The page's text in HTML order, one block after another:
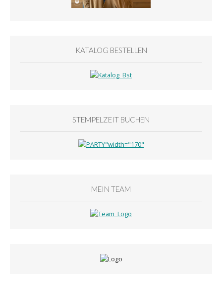
KATALOG BESTELLEN
STEMPELZEIT BUCHEN
MEIN TEAM